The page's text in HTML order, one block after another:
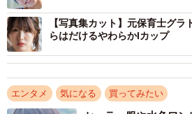
【写真集カット】元保育士グ
らはだけるやわらかIカップ
エンタメ 気になる 買ってみたい